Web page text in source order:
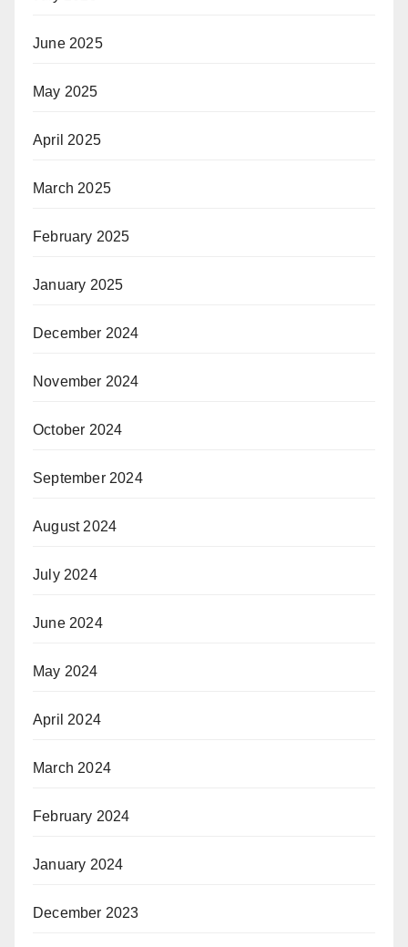
June 2025
May 2025
April 2025
March 2025
February 2025
January 2025
December 2024
November 2024
October 2024
September 2024
August 2024
July 2024
June 2024
May 2024
April 2024
March 2024
February 2024
January 2024
December 2023